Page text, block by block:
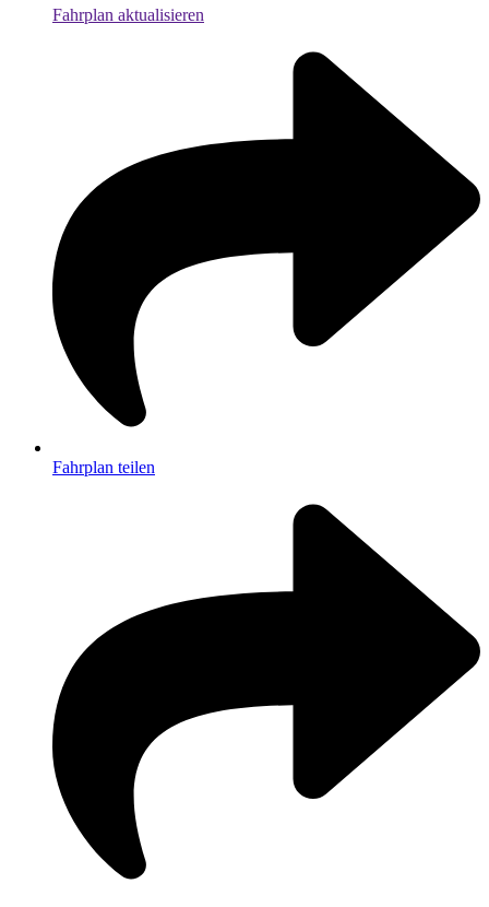
Fahrplan aktualisieren
Fahrplan teilen